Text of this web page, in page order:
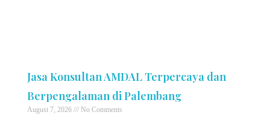
Jasa Konsultan AMDAL Terpercaya dan
Berpengalaman di Palembang
August 7, 2026 No Comments